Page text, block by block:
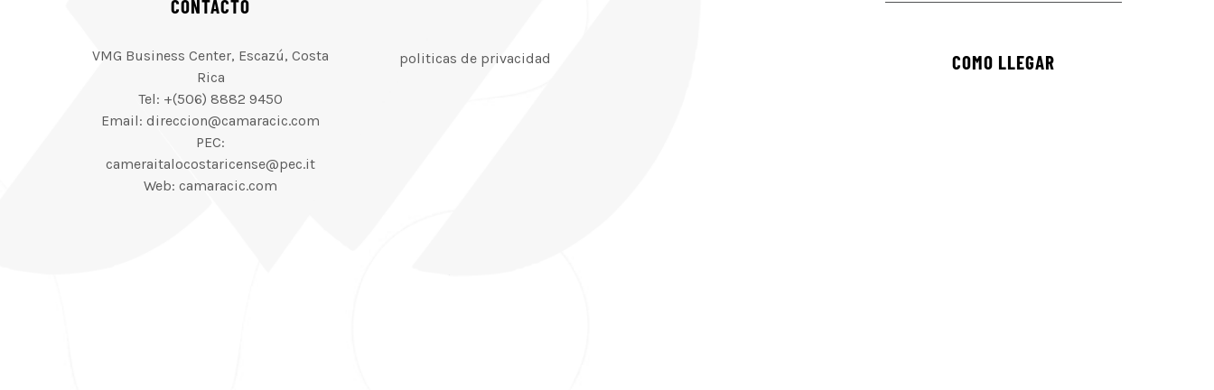
CONTACTO
VMG Business Center, Escazú, Costa
Rica
Tel: +(506) 8882 9450
Email: direccion@camaracic.com
PEC:
cameraitalocostaricense@pec.it
Web: camaracic.com
politicas de privacidad COMO LLEGAR